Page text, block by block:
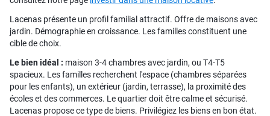
Lacenas présente un profil familial attractif. Offre de maisons avec
jardin. Démographie en croissance. Les familles constituent une
cible de choix.
Le bien idéal : maison 3-4 chambres avec jardin, ou T4-T5
spacieux. Les familles recherchent l'espace (chambres séparées
pour les enfants), un extérieur (jardin, terrasse), la proximité des
écoles et des commerces. Le quartier doit être calme et sécurisé.
Lacenas propose ce type de biens. Privilégiez les biens en bon état.